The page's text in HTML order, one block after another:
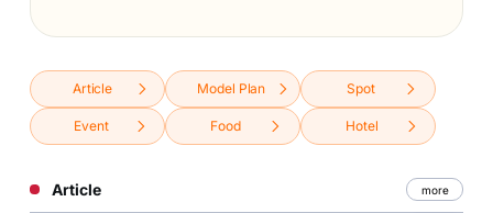
Article Model Plan Spot
Event Food Hotel
Article more